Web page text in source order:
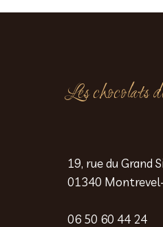
Les chocolats
19, rue du Grand
01340
06 50 60 44 24